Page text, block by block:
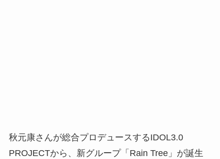
秋元康さんが総合プロデュースするIDOL3.0
PROJECTから、新グループ「Rain Tree」が誕生